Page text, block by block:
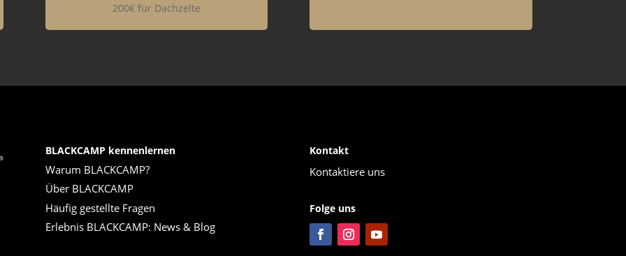
200€ für Dachzelte
BLACKCAMP kennenlernen
Warum BLACKCAMP?
Über BLACKCAMP
Häufig gestellte Fragen
Erlebnis BLACKCAMP: News & Blog
Kontakt
Kontaktiere uns
Folge uns